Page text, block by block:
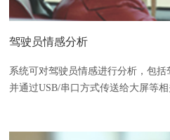
驾驶员情感分析
系统可对驾驶员情感进行分析，包括
并通过USB/串口方式传送给大屏等相